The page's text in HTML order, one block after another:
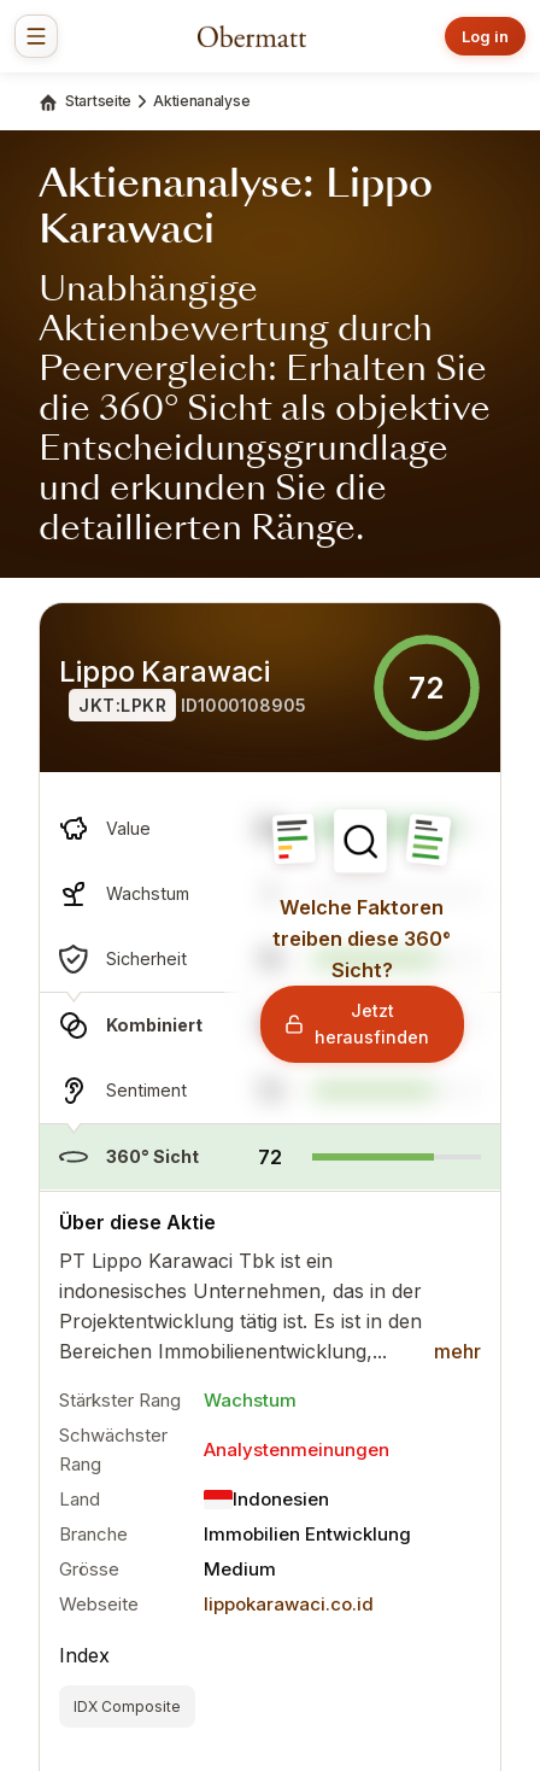
Log in
Startseite Aktienanalyse
Aktienanalyse: Lippo
Karawaci
Unabhängige
Aktienbewertung durch
Peervergleich: Erhalten Sie
die 360° Sicht als objektive
Entscheidungsgrundlage
und erkunden Sie die
detaillierten Ränge.
Lippo Karawaci
JKT:LPKR ID1000108905 72
Value 86
Wachstum
Sicherheit
Kombiniert 57
Sentiment
360° Sicht 72
Welche Faktoren
treiben diese 360°
Sicht?
Jetzt
herausfinden
Über diese Aktie
PT Lippo Karawaci Tbk ist ein
indonesisches Unternehmen, das in der
Projektentwicklung tätig ist. Es ist in den
Bereichen Immobilienentwicklung,...
mehr
mehr
Stärkster Rang
Wachstum
Schwächster
Rang
Analystenmeinungen
Land
Indonesien
Branche
Immobilien Entwicklung
Grösse
Medium
Webseite
lippokarawaci.co.id
Index
IDX Composite